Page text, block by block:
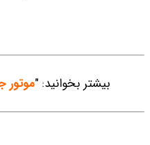
بیشتر بخوانید: "موتور